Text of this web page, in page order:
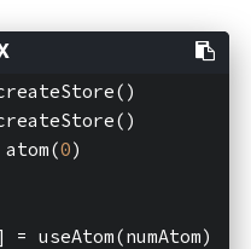
atom(0)
= useAtom(numAtom)